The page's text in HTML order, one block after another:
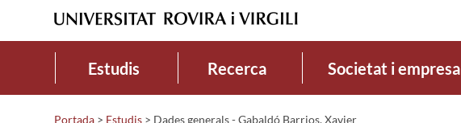
Estudis Recerca Societat i empresa
Portada > Estudis > Dades generals - Gabaldó Barrios, Xavier